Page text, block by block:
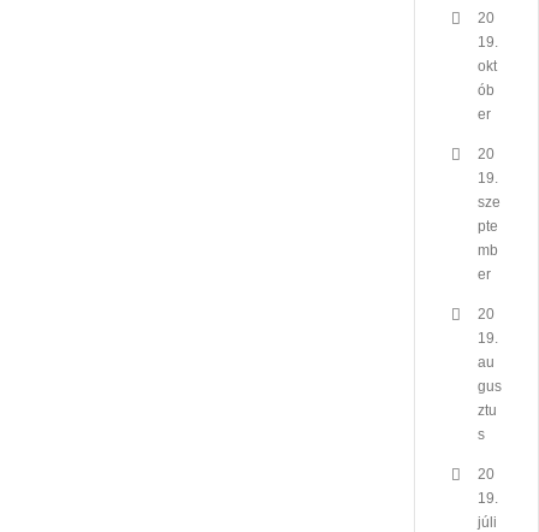
20
19.
okt
ób
er
20
19.
sze
pte
mb
er
20
19.
au
gus
ztu
s
20
19.
júli